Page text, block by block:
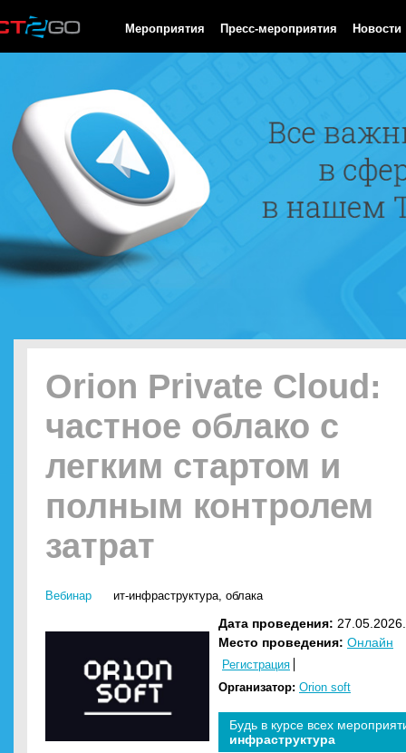
Мероприятия Пресс-мероприятия Новости
Orion Private Cloud:
частное облако с
легким стартом и
полным контролем
затрат
Вебинар ит-инфраструктура, облака
Дата проведения:
Место проведения: Онлайн
Регистрация
Организатор: Orion soft
Будь в курсе всех
инфраструктура